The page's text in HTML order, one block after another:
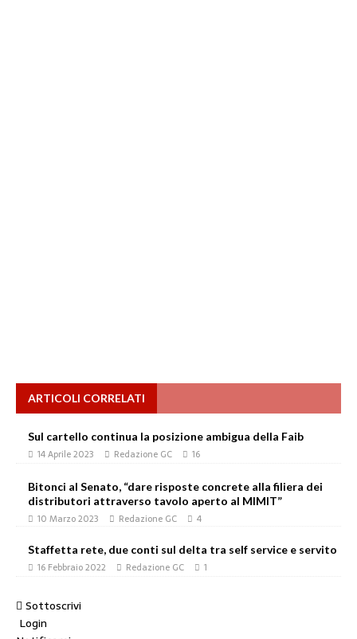
ARTICOLI CORRELATI
Sul cartello continua la posizione ambigua della Faib
14 Aprile 2023 Redazione GC 16
Bitonci al Senato, “dare risposte concrete alla filiera dei
distributori attraverso tavolo aperto al MIMIT”
10 Marzo 2023 Redazione GC 4
Staffetta rete, due conti sul delta tra self service e servito
16 Febbraio 2022 Redazione GC 1
Sottoscrivi
Login